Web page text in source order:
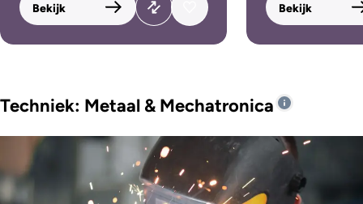
Bekijk Bekijk
Techniek: Metaal & Mechatronica